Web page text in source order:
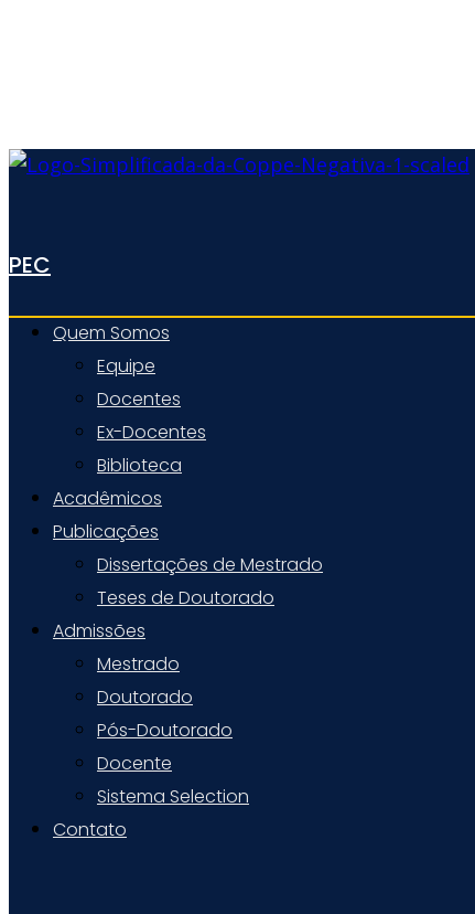
PEC
Quem Somos
Equipe
Docentes
Ex-Docentes
Biblioteca
Acadêmicos
Publicações
Dissertações de Mestrado
Teses de Doutorado
Admissões
Mestrado
Doutorado
Pós-Doutorado
Docente
Sistema Selection
Contato